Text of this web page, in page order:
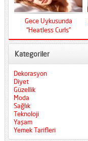
Gece Uykusunda
“Heatless Curls”
Mucizesi
Kategoriler
Dekorasyon
Diyet
Güzellik
Moda
Sağlık
Teknoloji
Yaşam
Yemek Tarifleri